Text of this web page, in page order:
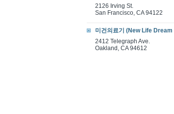
2126 Irving St.
San Francisco, CA 94122
미건의료기 (New Life Dream
2412 Telegraph Ave.
Oakland, CA 94612